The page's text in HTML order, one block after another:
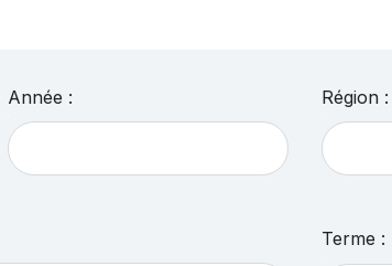
Année : Région :
Terme :